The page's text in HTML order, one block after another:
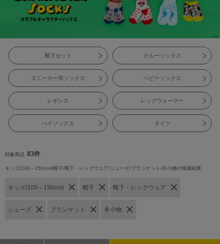
靴下セット クルーソックス
スニーカー用ソックス ベビーソックス
レギンス レッグウォーマー
ハイソックス タイツ
対象商品 83件
キッズ(100～150cm)/帽子/靴下・レッグウェア/シューズ/ブランケット/冬小物の検索結果
キッズ(100～150cm) 帽子 靴下・レッグウェア
シューズ ブランケット 冬小物